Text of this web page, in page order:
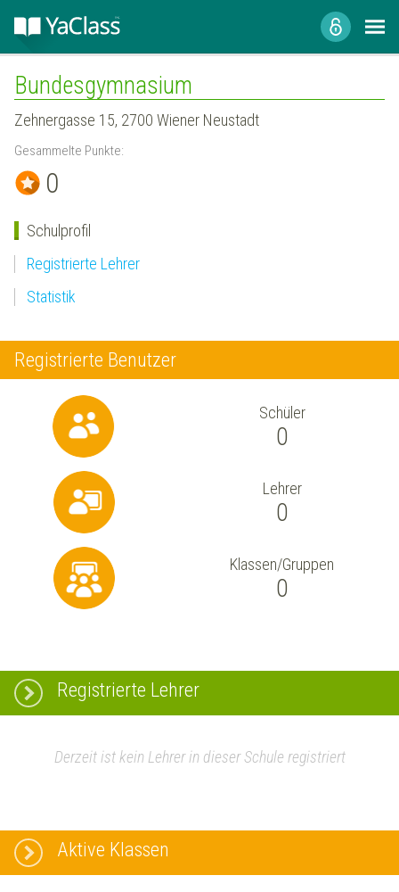
Bundesgymnasium
Zehnergasse 15, 2700 Wiener Neustadt
Gesammelte Punkte:
0
Schulprofil
Registrierte Lehrer
Statistik
Registrierte Benutzer
Schüler
0
Lehrer
0
Klassen/Gruppen
0
Registrierte Lehrer
Derzeit ist kein Lehrer in dieser Schule registriert
Aktive Klassen